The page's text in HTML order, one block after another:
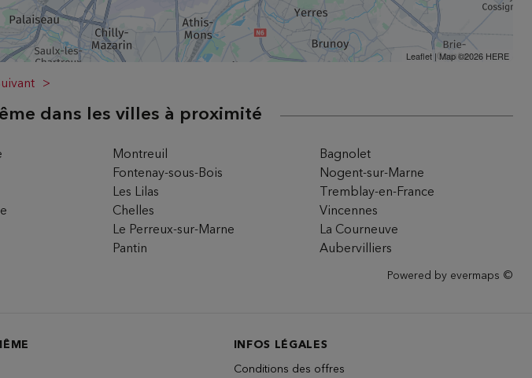
Leaflet| Map ©2026 HERE
dans les villes à proximité
Montreuil
Fontenay-sous-Bois
Les Lilas
Chelles
Le Perreux-sur-Marne
Pantin
Bagnolet
Nogent-sur-Marne
Tremblay-en-France
Vincennes
La Courneuve
Aubervilliers
Powered by evermaps ©
INFOS LÉGALES
Conditions des offres